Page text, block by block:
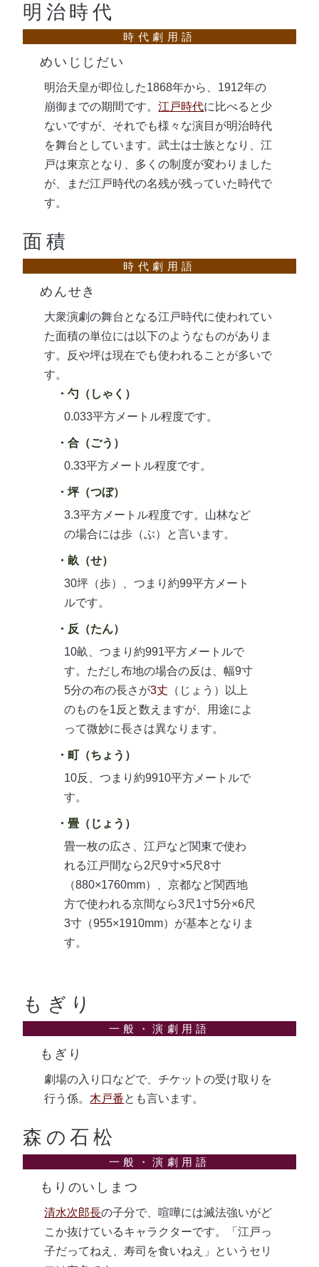
明治時代
めいじじだい
明治天皇が即位した1868年から、1912年の
崩御までの期間です。江戸時代に比べると少
ないですが、それでも様々な演目が明治時代
を舞台としています。武士は士族となり、江
戸は東京となり、多くの制度が変わりました
が、まだ江戸時代の名残が残っていた時代で
す。
面積
めんせき
大衆演劇の舞台となる江戸時代に使われてい
た面積の単位には以下のようなものがありま
す。反や坪は現在でも使われることが多いで
す。
勺（しゃく）
0.033平方メートル程度です。
合（ごう）
0.33平方メートル程度です。
坪（つぼ）
3.3平方メートル程度です。山林など
の場合には歩（ぶ）と言います。
畝（せ）
30坪（歩）、つまり約99平方メート
ルです。
反（たん）
10畝、つまり約991平方メートルで
す。ただし布地の場合の反は、幅9寸
5分の布の長さが3丈 （じょう）以上
のものを1反と数えますが、用途によ
って微妙に長さは異なります。
町（ちょう）
10反、つまり約9910平方メートルで
す。
畳（じょう）
畳一枚の広さ、江戸など関東で使わ
れる江戸間なら2尺9寸×5尺8寸
（880×1760mm）、京都など関西地
方で使われる京間なら3尺1寸5分×6尺
3寸（955×1910mm）が基本となりま
す。
もぎり
もぎり
劇場の入り口などで、チケットの受け取りを
行う係。 木戸番とも言います。
森の石松
もりのいしまつ
清水次郎長の子分で、喧嘩には滅法強いがど
こか抜けているキャラクターです。「江戸っ
子だってねえ、寿司を食いねえ」というセリ